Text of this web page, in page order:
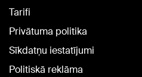
Tarifi
Privātuma politika
Sīkdatņu iestatījumi
Politiskā reklāma